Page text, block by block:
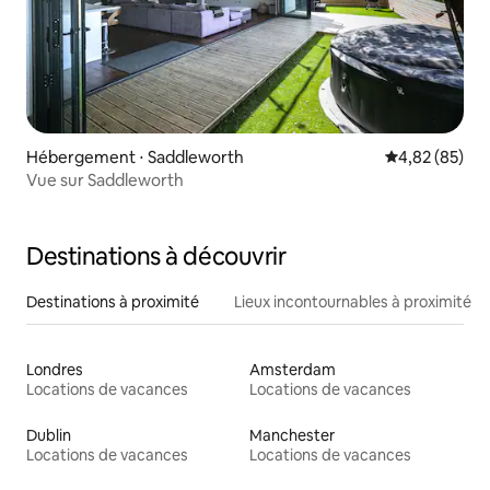
Hébergement ⋅ Saddleworth Évaluation
4,82 (85)
Vue sur Saddleworth
Destinations à découvrir
Destinations à proximité Lieux incontournables à proximité
Londres
Locations de vacances
Amsterdam
Locations de vacances
Dublin
Locations de vacances
Manchester
Locations de vacances